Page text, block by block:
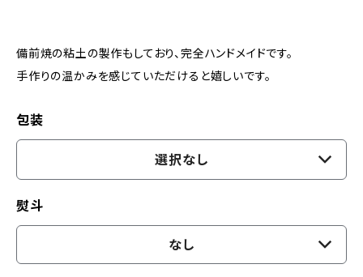
備前焼の粘土の製作もしており、完全ハンドメイドです。
手作りの温かみを感じていただけると嬉しいです。
包装
選択なし
熨斗
なし